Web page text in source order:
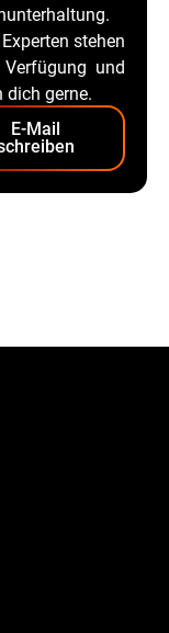
stehen
und
dich gerne.
E-Mail